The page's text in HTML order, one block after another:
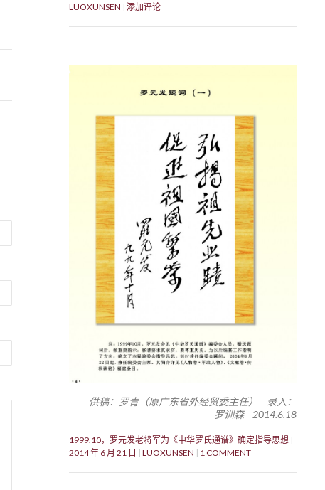
LUOXUNSEN 添加评论
供稿：罗青（原广东省外经贸委主任） 录入：
罗训森 2014.6.18
1999.10，罗元发老将军为《中华罗氏通谱》确定指导思想
2014 年 6 月 21 日
LUOXUNSEN 1 COMMENT